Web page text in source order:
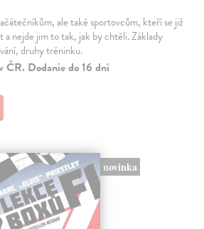
ale také sportovcům, kteří se již
a nejde jim to tak, jak by chtěli. Základy
druhy tréninku.
ČR. Dodanie do 16 dní
novinka